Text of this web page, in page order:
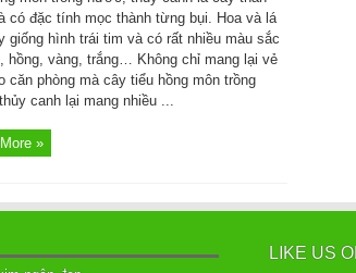
có đặc tính mọc thành từng bụi. Hoa và lá
giống hình trái tim và có rất nhiều màu sắc
hồng, vàng, trắng… Không chỉ mang lại vẻ
căn phòng mà cây tiểu hồng môn trồng
canh lại mang nhiều ...
»
LIKE US